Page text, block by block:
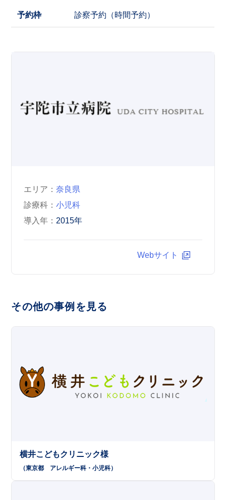
予約枠 診察予約（時間予約）
エリア
奈良県
診療科
小児科
導入年
2015年
Webサイト
その他の事例を見る
横井こどもクリニック様
（東京都 アレルギー科 小児科）